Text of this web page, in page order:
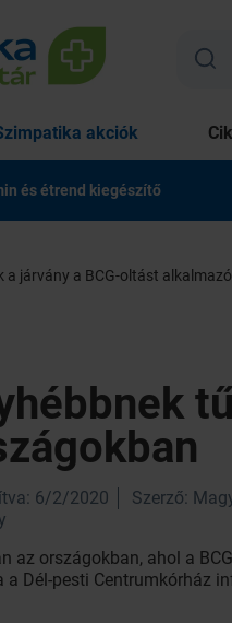
akciók
és étrend kiegészítő
a járvány a BCG-oltást
6/2/2020 Szerző:
az országokban, ahol a
a Dél-pesti Centrumkórház